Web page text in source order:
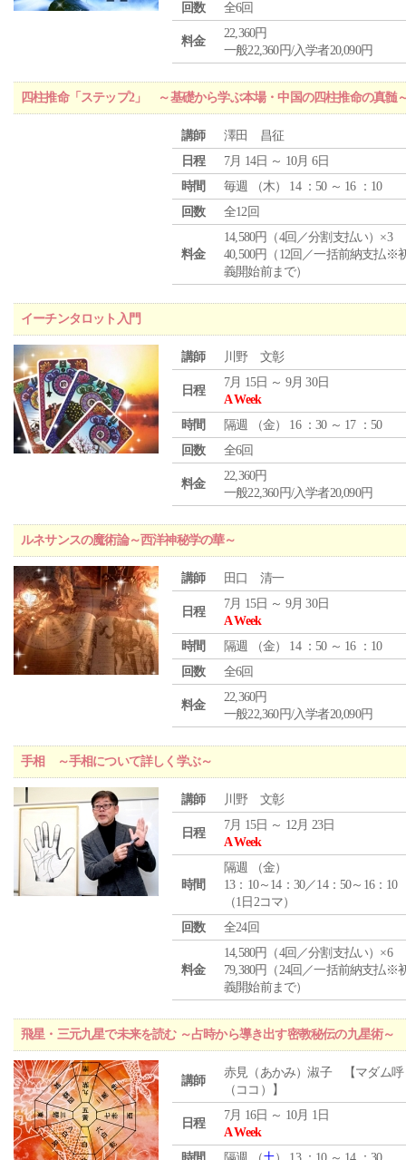
回数
全6回
料金
22,360円
一般22,360円/入学者20,090円
四柱推命「ステップ2」 ～基礎から学ぶ本場・中国の四柱推命の真髄
講師
澤田 昌征
日程
7月 14日 ～ 10月 6日
時間
毎週 （木） 14 ：50 ～ 16 ：10
回数
全12回
料金
14,580円（4回／分割支払い）×3
40,500円（12回／一括前納支払※
義開始前まで）
イーチンタロット入門
講師 川野 文彰
日程
7月 15日 ～ 9月 30日
A Week
時間
隔週 （金） 16 ：30 ～ 17 ：50
回数
全6回
料金
22,360円
一般22,360円/入学者20,090円
ルネサンスの魔術論～西洋神秘学の華～
講師 田口 清一
日程
7月 15日 ～ 9月 30日
A Week
時間
隔週 （金） 14 ：50 ～ 16 ：10
回数
全6回
料金
22,360円
一般22,360円/入学者20,090円
手相 ～手相について詳しく学ぶ～
講師 川野 文彰
日程
7月 15日 ～ 12月 23日
A Week
時間
隔週 （金）
13：10～14：30／14：50～16：10
（1日2コマ）
回数
全24回
料金
14,580円（4回／分割支払い）×6
79,380円（24回／一括前納支払※
義開始前まで）
飛星・三元九星で未来を読む ～占時から導き出す密教秘伝の九星術～
講師
赤見（あかみ）淑子 【マダム呼
（ココ）】
日程
7月 16日 ～ 10月 1日
A Week